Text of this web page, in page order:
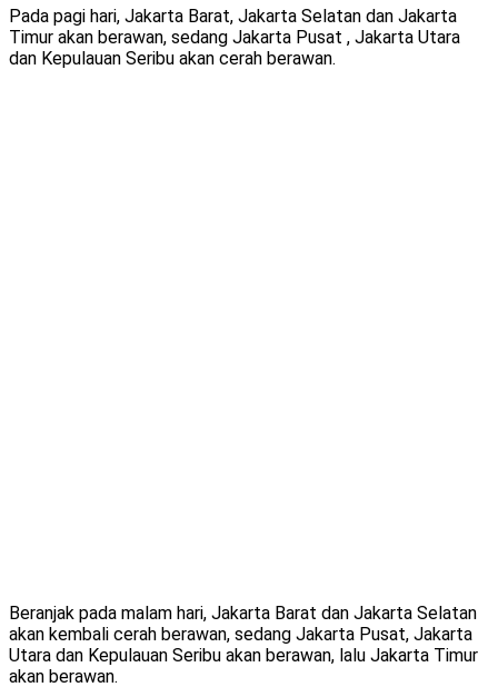
Pada pagi hari, Jakarta Barat, Jakarta Selatan dan Jakarta
Timur akan berawan, sedang Jakarta Pusat , Jakarta Utara
dan Kepulauan Seribu akan cerah berawan.
Beranjak pada malam hari, Jakarta Barat dan Jakarta Selatan
akan kembali cerah berawan, sedang Jakarta Pusat, Jakarta
Utara dan Kepulauan Seribu akan berawan, lalu Jakarta Timur
akan berawan.